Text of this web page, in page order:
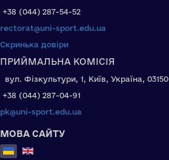
+38 (044) 287-54-52
rectorat@uni-sport.edu.ua
Скринька довіри
ПРИЙМАЛЬНА КОМІСІЯ
вул. Фізкультури, 1, Київ, Україна, 03150
+38 (044) 287-04-91
pk@uni-sport.edu.ua
МОВА САЙТУ
Оберіть свою мову